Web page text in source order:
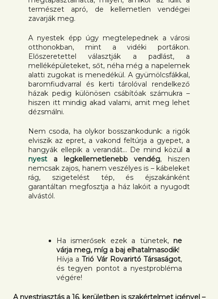
természet apró, de kellemetlen vendégei
zavarják meg.
A nyestek épp úgy megtelepednek a városi
otthonokban, mint a vidéki portákon.
Előszeretettel választják a padlást, a
melléképületeket, sőt, néha még a napelemek
alatti zugokat is menedékül. A gyümölcsfákkal,
baromfiudvarral és kerti tárolóval rendelkező
házak pedig különösen csábítóak számukra –
hiszen itt mindig akad valami, amit meg lehet
dézsmálni.
Nem csoda, ha olykor bosszankodunk: a rigók
elviszik az epret, a vakond feltúrja a gyepet, a
hangyák ellepik a verandát… De mind közül a
nyest a legkellemetlenebb vendég, hiszen
nemcsak zajos, hanem veszélyes is – kábeleket
rág, szigetelést tép, és éjszakánként
garantáltan megfosztja a ház lakóit a nyugodt
alvástól.
Ha ismerősek ezek a tünetek, ne
várja meg, míg a baj elhatalmasodik!
Hívja aTrió Vár Rovarirtó Társaságot,
és tegyen pontot a nyestprobléma
végére!
A nyestriasztás a 16. kerületben is szakértelmet igényel –